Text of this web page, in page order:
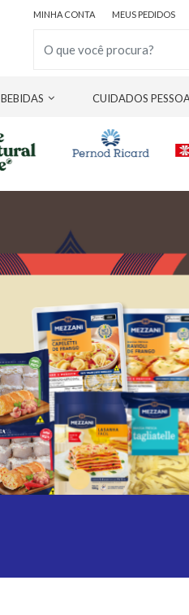
MINHA CONTA MEUS PEDIDOS
BEBIDAS CUIDADOS